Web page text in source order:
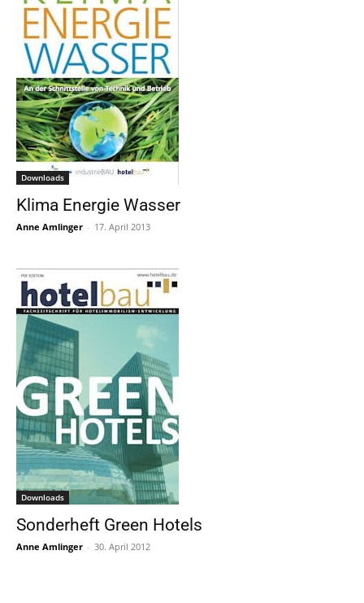
Downloads
Klima Energie Wasser
Anne Amlinger - 17. April 2013
Downloads
Sonderheft Green Hotels
Anne Amlinger - 30. April 2012